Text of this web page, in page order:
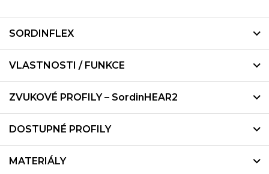
SORDINFLEX
VLASTNOSTI / FUNKCE
ZVUKOVÉ PROFILY – SordinHEAR2
DOSTUPNÉ PROFILY
MATERIÁLY